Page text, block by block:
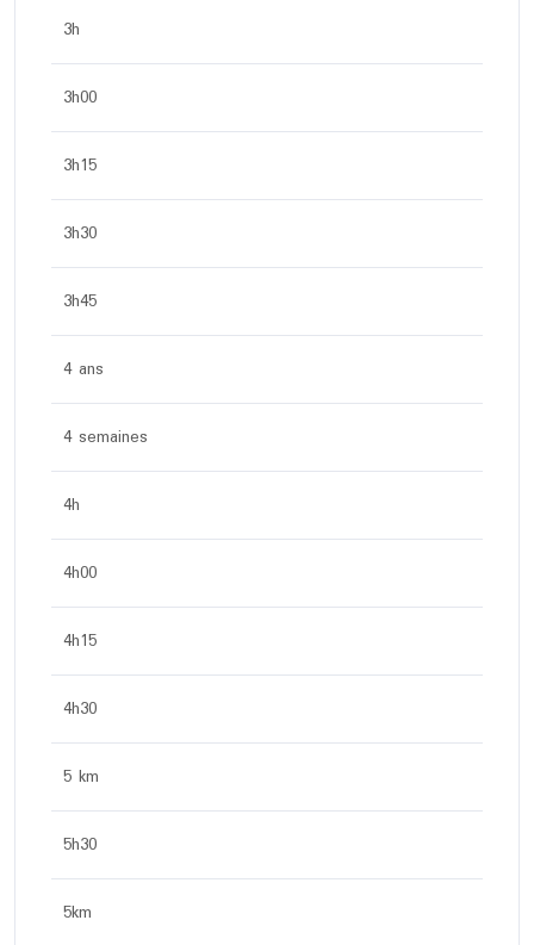
3h
3h00
3h15
3h30
3h45
4 ans
4 semaines
4h
4h00
4h15
4h30
5 km
5h30
5km